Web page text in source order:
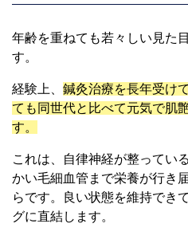
年齢を重ねても若々しい見た
す。
経験上、 鍼灸治療を長年受け
ても同世代と比べて元気で肌
す。
これは、自律神経が整ってい
かい毛細血管まで栄養が行き
らです。良い状態を維持でき
グに直結します。